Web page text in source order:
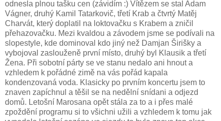
odnesla plnou tašku cen (závidím :) Vítězem se stal Adam
Vágner, druhý Kamil Tatarkovič, třetí Krab a čtvrtý Matěj
Charvát, který doplatil na loktovačku s Krabem a zničil
přehazovačku. Mezi kvaldou a závodem jsme se podívali na
slopestyle, kde dominoval kdo jiný než Damjan Širišky a
vybojoval zaslouženě první místo, druhý byl Klausik a třetí
Žena. Při sobotní párty se ve stanu nedalo ani hnout a
vzhledem k pořádné zimě na vás pořád kapala
kondenzovaná voda. Klasicky po prvním koncertu jsem to
znaven zapíchnul a těšil se na nedělní snídani a odjezd
domů. Letošní Marosana opět stála za to a i přes malé
zpoždění programu si to všichni užili a vzhledem k tomu jak